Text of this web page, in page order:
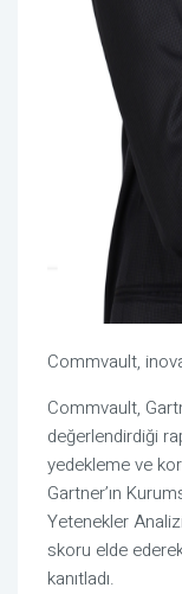
Commvault,
Commvault,
değerlendirdiği
yedekleme ve
Gartner’ın
Yetenekler
skoru elde
kanıtladı.